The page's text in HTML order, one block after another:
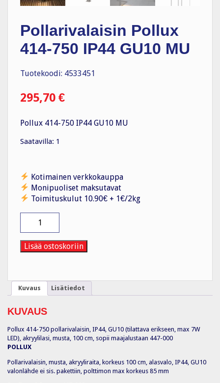
Pollarivalaisin Pollux
414-750 IP44 GU10 MU
Tuotekoodi: 4533451
295,70 €
Pollux 414-750 IP44 GU10 MU
Saatavilla: 1
Kotimainen verkkokauppa
Monipuoliset maksutavat
Toimituskulut 10.90€ + 1€/2kg
Pollux
414-
750
IP44
määrä
Lisää ostoskoriin
Kuvaus Lisätiedot
KUVAUS
Pollux 414-750 pollarivalaisin, IP44, GU10 (tilattava erikseen, max 7W
LED), akryylilasi, musta, 100 cm, sopii maajalustaan 447-000
POLLUX
Pollarivalaisin, musta, akryyliraita, korkeus 100 cm, alasvalo, IP44, GU10
valonlähde ei sis. pakettiin, polttimon max korkeus 85 mm